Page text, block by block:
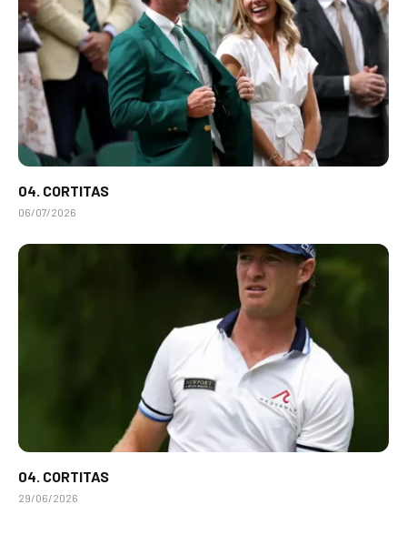
04. CORTITAS
06/07/2026
04. CORTITAS
29/06/2026